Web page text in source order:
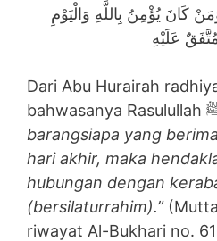
كَانَ يُؤْمِنُ بِاللَّهِ وَالْيَوْمِ
Dari Abu Hurairah
barangsiapa yang
hari akhir, maka
hubungan dengan
(bersilaturrahim).”
riwayat Al-Bukhari no.